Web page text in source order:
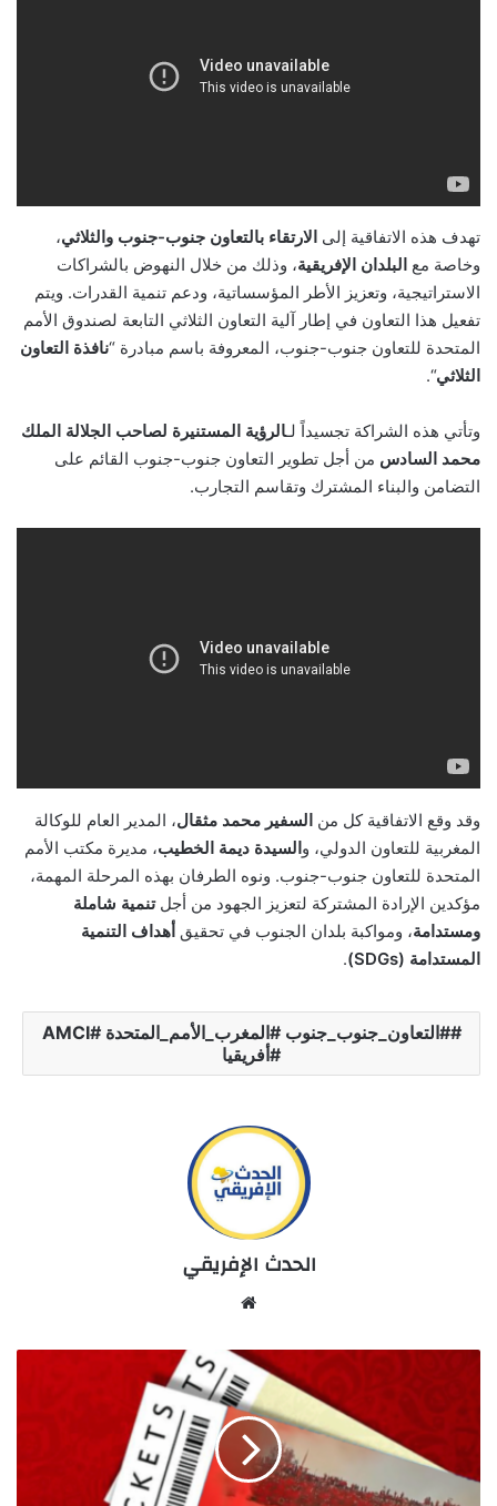
تهدف هذه الاتفاقية إلى الارتقاء بالتعاون جنوب-جنوب والثلاثي،
وخاصة مع البلدان الإفريقية، وذلك من خلال النهوض بالشراكات
الاستراتيجية، وتعزيز الأطر المؤسساتية، ودعم تنمية القدرات. ويتم
تفعيل هذا التعاون في إطار آلية التعاون الثلاثي التابعة لصندوق الأمم
المتحدة للتعاون جنوب-جنوب، المعروفة باسم مبادرة “نافذة التعاون
الثلاثي“.
وتأتي هذه الشراكة تجسيداً لـالرؤية المستنيرة لصاحب الجلالة الملك
محمد السادس من أجل تطوير التعاون جنوب-جنوب القائم على
التضامن والبناء المشترك وتقاسم التجارب.
وقد وقع الاتفاقية كل من السفير محمد مثقال، المدير العام للوكالة
المغربية للتعاون الدولي، والسيدة ديمة الخطيب، مديرة مكتب الأمم
المتحدة للتعاون جنوب-جنوب. ونوه الطرفان بهذه المرحلة المهمة،
مؤكدين الإرادة المشتركة لتعزيز الجهود من أجلتنمية شاملة
ومستدامة، ومواكبة بلدان الجنوب في تحقيق أهداف التنمية
المستدامة (SDGs)
.
#التعاون_جنوب_جنوب #المغرب_الأمم_المتحدة #AMCI
#أفريقيا
الحدث الإفريقي
بيع
التذاكر
الخاصة
بودية
المنتخب